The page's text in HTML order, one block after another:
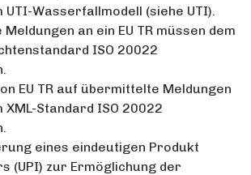
UTI-Wasserfallmodell (siehe UTI).
an ein EU TR müssen dem
ISO 20022
EU TR auf übermittelte Meldungen
XML-Standard ISO 20022
eines eindeutigen Produkt
(UPI) zur Ermöglichung der